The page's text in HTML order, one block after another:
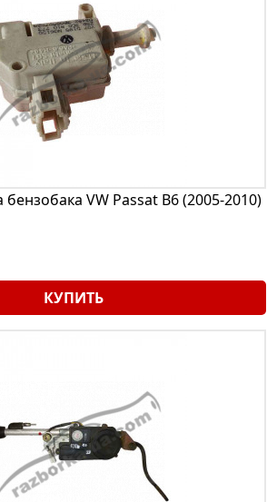
VW Passat B6 (2005-2010)
КУПИТЬ